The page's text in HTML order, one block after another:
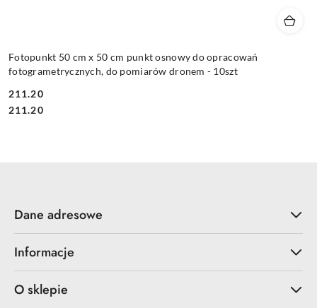
Fotopunkt 50 cm x 50 cm punkt osnowy do opracowań
fotogrametrycznych, do pomiarów dronem - 10szt
Cena:
211.20
Cena:
211.20
Dane adresowe
Informacje
O sklepie